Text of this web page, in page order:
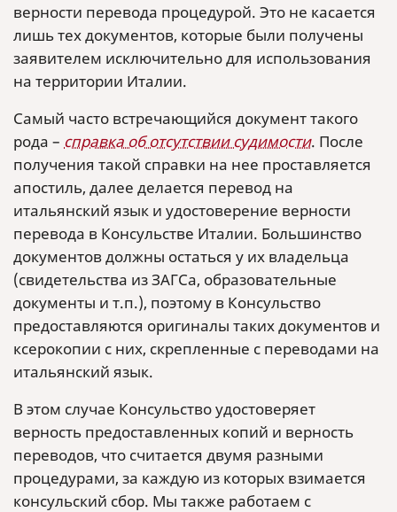
верности перевода процедурой. Это не касается
лишь тех документов, которые были получены
заявителем исключительно для использования
на территории Италии.
Самый часто встречающийся документ такого
рода – справка об отсутствии судимости. После
получения такой справки на нее проставляется
апостиль, далее делается перевод на
итальянский язык и удостоверение верности
перевода в Консульстве Италии. Большинство
документов должны остаться у их владельца
(свидетельства из ЗАГСа, образовательные
документы и т.п.), поэтому в Консульство
предоставляются оригиналы таких документов и
ксерокопии с них, скрепленные с переводами на
итальянский язык.
В этом случае Консульство удостоверяет
верность предоставленных копий и верность
переводов, что считается двумя разными
процедурами, за каждую из которых взимается
консульский сбор. Мы также работаем с